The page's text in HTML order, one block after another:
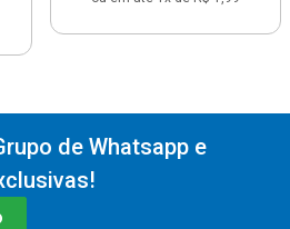
de Whatsapp e